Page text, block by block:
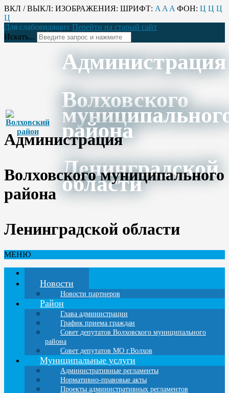
ВКЛ / ВЫКЛ: ИЗОБРАЖЕНИЯ: ШРИФТ: A A A ФОН: Ц Ц Ц
Ц
Для слабовидящих Перейти на старый сайт
Искать...
Администрация
Волховского
района
Ленинградской
области
Администрация
Волховского муниципального
района
Ленинградской области
МЕНЮ
Новости
Новости партнеров
Район
Глава администрации
График приема граждан
Совет депутатов Волховского муниципального
района
Совет депутатов МО г.Волхов
Муниципальные услуги
Административные регламенты
Нормативно-правовые акты
Проекты административных регламентов